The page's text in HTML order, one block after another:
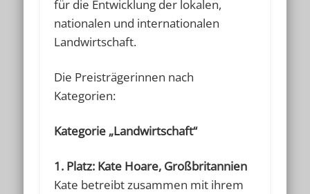
für die Entwicklung der lokalen,
nationalen und internationalen
Landwirtschaft.
Die Preisträgerinnen nach
Kategorien:
Kategorie „Landwirtschaft“
1. Platz: Kate Hoare, Großbritannien
Kate betreibt zusammen mit ihrem